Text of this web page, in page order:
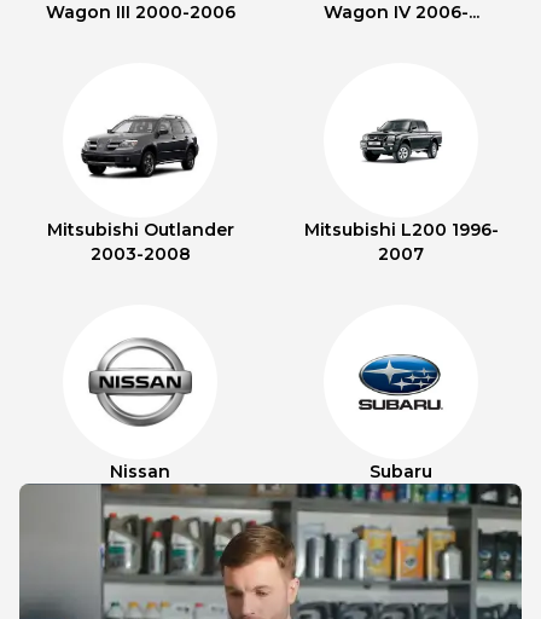
Wagon III 2000-2006
Wagon IV 2006-...
Mitsubishi Outlander
2003-2008
Mitsubishi L200 1996-
2007
Nissan Subaru